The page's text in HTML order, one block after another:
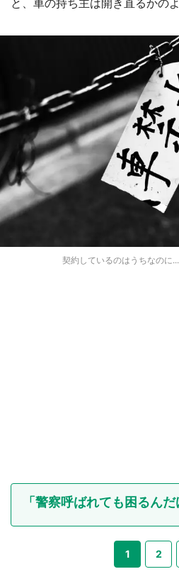
と、車の持ち主は開き直るかの
契約しているのはうちなのに
「警察呼ばれても困るんだ
1 2